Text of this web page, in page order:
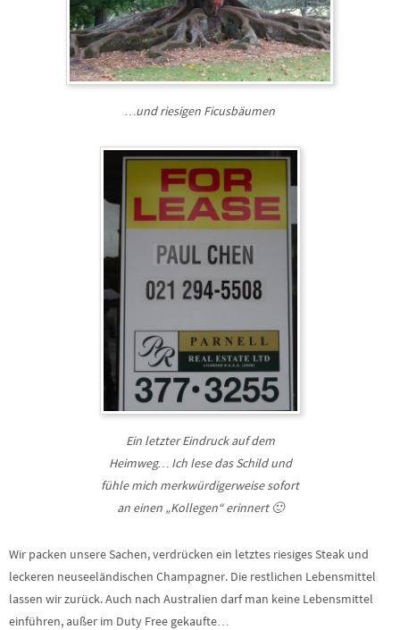
…und riesigen Ficusbäumen
Ein letzter Eindruck auf dem
Heimweg… Ich lese das Schild und
fühle mich merkwürdigerweise sofort
an einen „Kollegen“ erinnert 🙂
Wir packen unsere Sachen, verdrücken ein letztes riesiges Steak und
leckeren neuseeländischen Champagner. Die restlichen Lebensmittel
lassen wir zurück. Auch nach Australien darf man keine Lebensmittel
einführen, außer im Duty Free gekaufte…